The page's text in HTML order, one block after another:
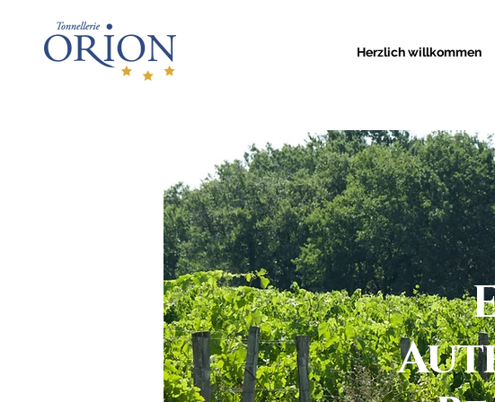
Herzlich willkommen